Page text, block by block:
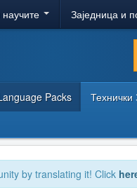
научите Заједница и
Packs Технички
by translating it! Click